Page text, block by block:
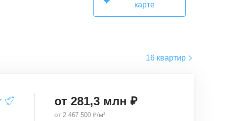
карте
16 квартир
от 281,3 млн ₽
от 2 467 500 ₽/м²